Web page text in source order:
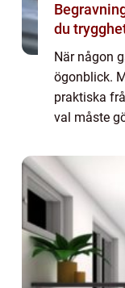
du
När någon
ögonblick.
praktiska
val måste
utan att
finns ...